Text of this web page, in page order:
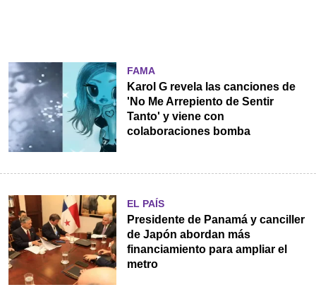
FAMA
Karol G revela las canciones de
'No Me Arrepiento de Sentir
Tanto' y viene con
colaboraciones bomba
EL PAÍS
Presidente de Panamá y canciller
de Japón abordan más
financiamiento para ampliar el
metro